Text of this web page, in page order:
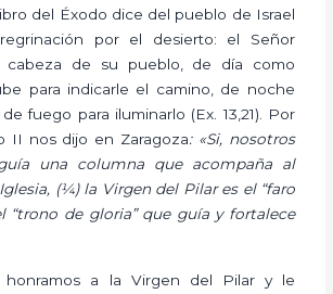
del Éxodo dice del pueblo de Israel
por el desierto: el Señor
cabeza de su pueblo, de día como
para indicarle el camino, de noche
fuego para iluminarlo (Ex. 13,21). Por
II nos dijo en Zaragoza: «Si, nosotros
una columna que acompaña al
(¼) la Virgen del Pilar es el “faro
“trono de gloria” que guía y fortalece
honramos a la Virgen del Pilar y le